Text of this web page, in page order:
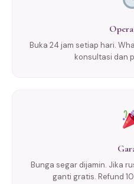
Buka 24 jam setiap hari.
konsultasi dan
Bunga segar dijamin. Jika
ganti gratis. Refund